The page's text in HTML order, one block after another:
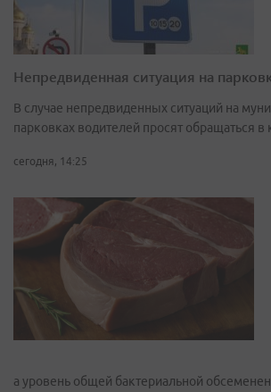
Непредвиденная ситуация на
В случае непредвиденных ситуаций на
парковках водителей просят обращаться в
сегодня, 14:25
а уровень общей бактериальной